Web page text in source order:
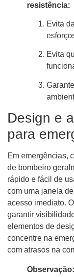
resistência:
Evita
Evita
Design e
para
Em emergências,
de bombeiro
rápido e fácil de
com uma janela
acesso imediato.
garantir
elementos de
concentre na
com atrasos na
Observação: